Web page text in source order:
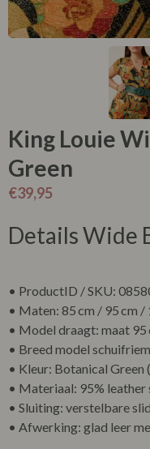
King Louie
Green
€39,95
Details Wide
• ProductID / SKU:
• Maten: 85 cm / 95 cm /
• Model draagt: maat 95
• Breed model schuifriem
• Kleur: Botanical Green
• Materiaal: 95% leather
• Sluiting: verstelbare
• Afwerking: glad leer